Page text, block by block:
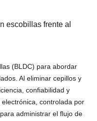
escobillas frente al
(BLDC) para abordar
Al eliminar cepillos y
confiabilidad y
controlada por
administrar el flujo de